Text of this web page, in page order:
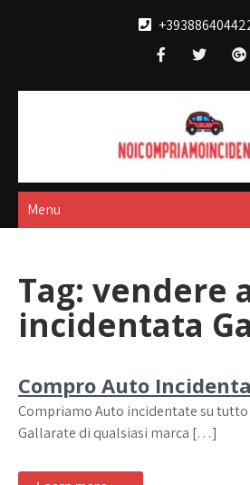
Noi
broker acquisto e vendita automobili
Menu
Tag: vendere
incidentata
Compro Auto
Compriamo Auto incidentate su
Gallarate di qualsiasi marca […]